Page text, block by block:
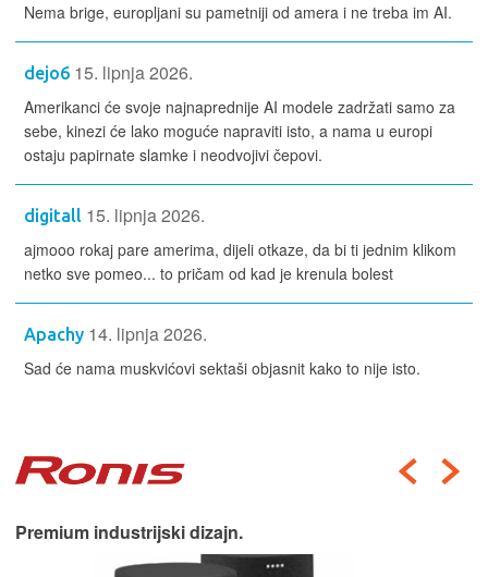
Nema brige, europljani su pametniji od amera i ne treba im AI.
dejo6 15. lipnja 2026.
Amerikanci će svoje najnaprednije AI modele zadržati samo za
sebe, kinezi će lako moguće napraviti isto, a nama u europi
ostaju papirnate slamke i neodvojivi čepovi.
digitall 15. lipnja 2026.
ajmooo rokaj pare amerima, dijeli otkaze, da bi ti jednim klikom
netko sve pomeo... to pričam od kad je krenula bolest
Apachy 14. lipnja 2026.
Sad će nama muskvićovi sektaši objasnit kako to nije isto.
Premium industrijski dizajn.